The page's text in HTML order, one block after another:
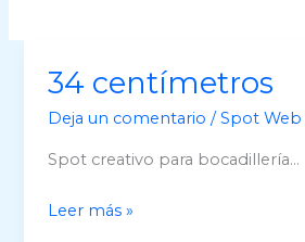
34 centímetros
Deja un comentario /Spot Web
Spot creativo para bocadillería…
34
Leer más »